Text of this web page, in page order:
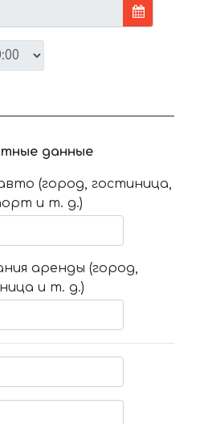
данные
(город, гостиница,
и т. д.)
аренды (город,
и т. д.)